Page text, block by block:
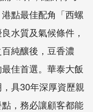
點最佳配角「西螺
水質及氣候條件，
純釀後，豆香濃
佳首選。華泰大飯
具30年深厚資歷親
，務必讓顧客都能